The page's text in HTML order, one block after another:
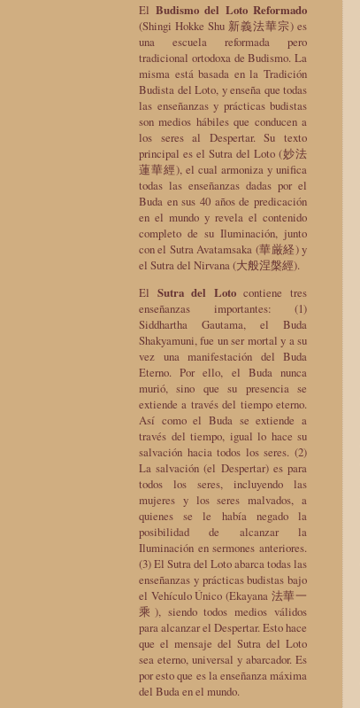
El Budismo del Loto Reformado
(Shingi Hokke Shu 新義法華宗) es
una escuela reformada pero
tradicional ortodoxa de Budismo. La
misma está basada en la Tradición
Budista del Loto, y enseña que todas
las enseñanzas y prácticas budistas
son medios hábiles que conducen a
los seres al Despertar. Su texto
principal es el Sutra del Loto (妙法
蓮華經), el cual armoniza y unifica
todas las enseñanzas dadas por el
Buda en sus 40 años de predicación
en el mundo y revela el contenido
completo de su Iluminación, junto
con el Sutra Avatamsaka (華厳経) y
el Sutra del Nirvana (大般涅槃經).
El Sutra del Lotocontiene tres
enseñanzas importantes: (1)
Siddhartha Gautama, el Buda
Shakyamuni, fue un ser mortal y a su
vez una manifestación del Buda
Eterno. Por ello, el Buda nunca
murió, sino que su presencia se
extiende a través del tiempo eterno.
Así como el Buda se extiende a
través del tiempo, igual lo hace su
salvación hacia todos los seres. (2)
La salvación (el Despertar) es para
todos los seres, incluyendo las
mujeres y los seres malvados, a
quienes se le había negado la
posibilidad de alcanzar la
Iluminación en sermones anteriores.
(3) El Sutra del Loto abarca todas las
enseñanzas y prácticas budistas bajo
el Vehículo Único (Ekayana 法華一
乘), siendo todos medios válidos
para alcanzar el Despertar. Esto hace
que el mensaje del Sutra del Loto
sea eterno, universal y abarcador. Es
por esto que es la enseñanza máxima
del Buda en el mundo.